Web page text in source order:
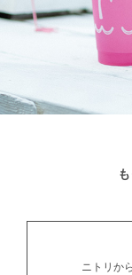
ニトリか